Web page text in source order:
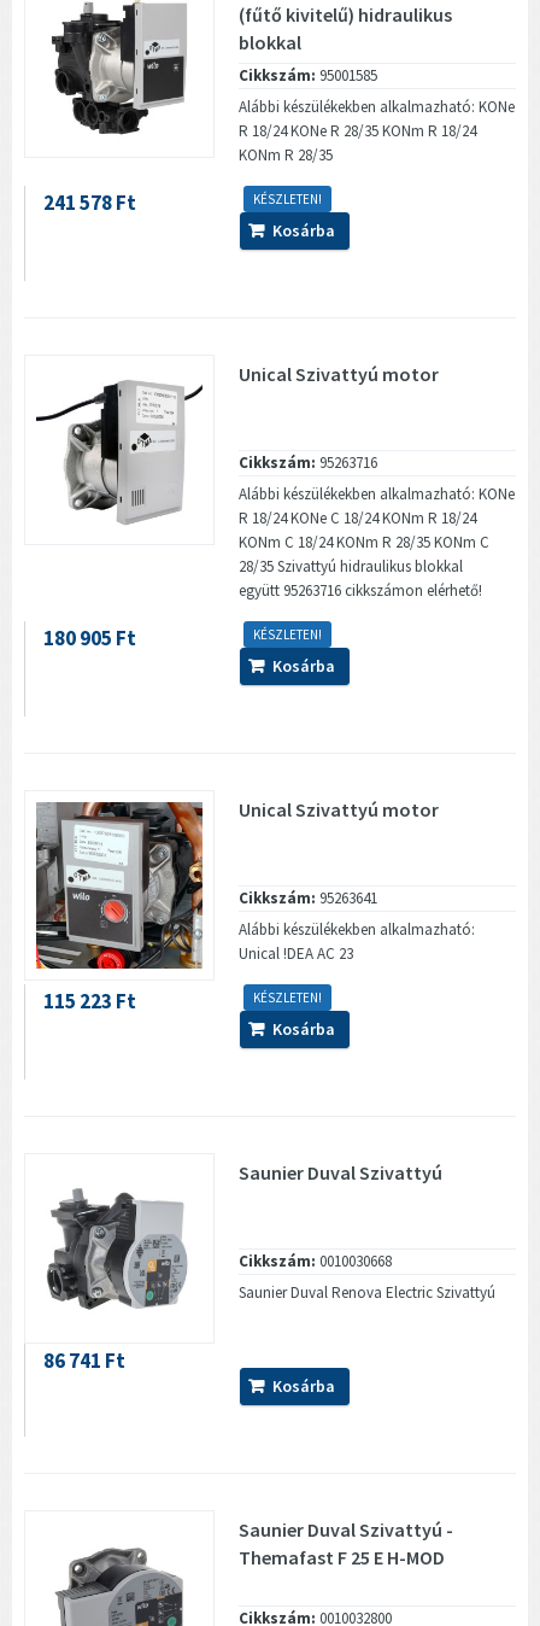
(fűtő kivitelű) hidraulikus
blokkal
Cikkszám: 95001585
Alábbi készülékekben alkalmazható: KONe
R 18/24 KONe R 28/35 KONm R 18/24
KONm R 28/35
KÉSZLETEN!
241 578 Ft
Kosárba
Unical Szivattyú motor
Cikkszám: 95263716
Alábbi készülékekben alkalmazható: KONe
R 18/24 KONe C 18/24 KONm R 18/24
KONm C 18/24 KONm R 28/35 KONm C
28/35 Szivattyú hidraulikus blokkal
együtt 95263716 cikkszámon elérhető!
KÉSZLETEN!
180 905 Ft
Kosárba
Unical Szivattyú motor
Cikkszám: 95263641
Alábbi készülékekben alkalmazható:
Unical !DEA AC 23
KÉSZLETEN!
115 223 Ft
Kosárba
Saunier Duval Szivattyú
Cikkszám: 0010030668
Saunier Duval Renova Electric Szivattyú
86 741 Ft
Kosárba
Saunier Duval Szivattyú -
Themafast F 25 E H-MOD
Cikkszám: 0010032800